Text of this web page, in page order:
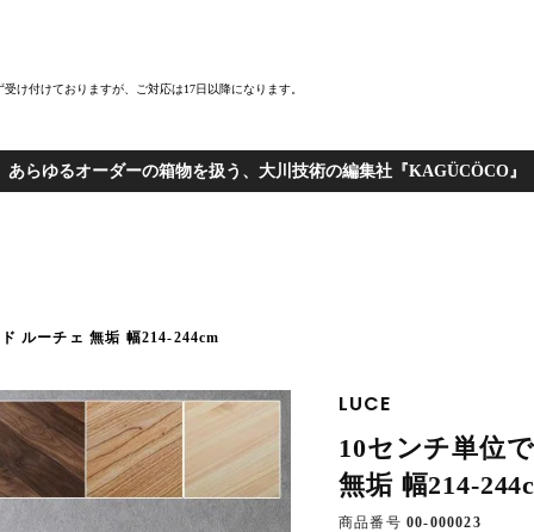
け付けておりますが、ご対応は17日以降になります。
あらゆるオーダーの箱物を扱う、大川技術の編集社『KAGÜCÖCO』
ルーチェ 無垢 幅214-244cm
LUCE
10センチ単位
無垢 幅214-
商品番号 00-000023